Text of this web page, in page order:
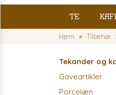
Te
Hjem Tilbehør
Tekander og
Gaveartikler
Porcelæn